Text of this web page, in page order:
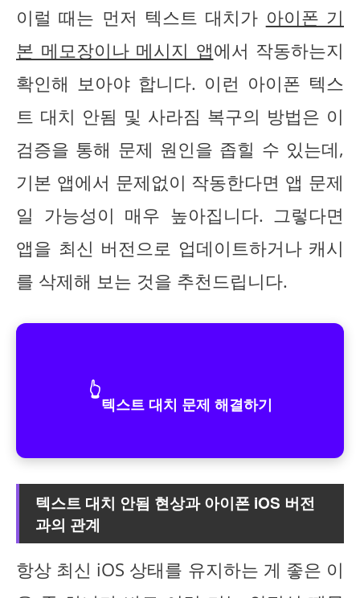
이럴 때는 먼저 텍스트 대치가 아이폰 기
본 메모장이나 메시지 앱에서 작동하는지
확인해 보아야 합니다. 이런 아이폰 텍스
트 대치 안됨 및 사라짐 복구의 방법은 이
검증을 통해 문제 원인을 좁힐 수 있는데,
기본 앱에서 문제없이 작동한다면 앱 문제
일 가능성이 매우 높아집니다. 그렇다면
앱을 최신 버전으로 업데이트하거나 캐시
를 삭제해 보는 것을 추천드립니다.
👆
텍스트 대치 문제 해결하기
텍스트 대치 안됨 현상과 아이폰 iOS 버전
과의 관계
항상 최신 iOS 상태를 유지하는 게 좋은 이